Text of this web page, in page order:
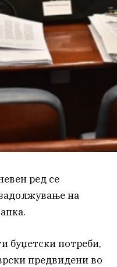
ред се
на
буџетски потреби,
предвидени во